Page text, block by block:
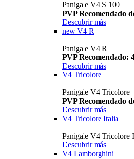
Panigale V4 S 100
PVP Recomendado
Descubrir más
new V4 R
Panigale V4 R
PVP Recomendado:
Descubrir más
V4 Tricolore
Panigale V4 Tricolore
PVP Recomendado
Descubrir más
V4 Tricolore Italia
Panigale V4 Tricolore
Descubrir más
V4 Lamborghini